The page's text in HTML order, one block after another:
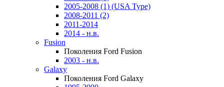
2005-2008 (1) (USA Type)
2008-2011 (2)
2011-2014
2014 - н.в.
Fusion
Поколения Ford Fusion
2003 - н.в.
Galaxy
Поколения Ford Galaxy